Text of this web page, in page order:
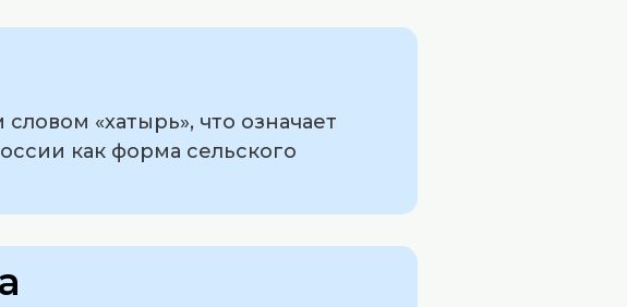
«хатырь», что означает
как форма сельского